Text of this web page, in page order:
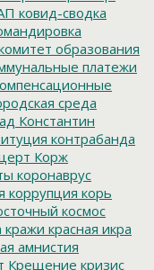
ковид-сводка
образования
платежи
среда
Константин
контрабанда
Корж
коронаврус
коррупция корь
космос
кражи красная икра
амнистия
Крещение кризис